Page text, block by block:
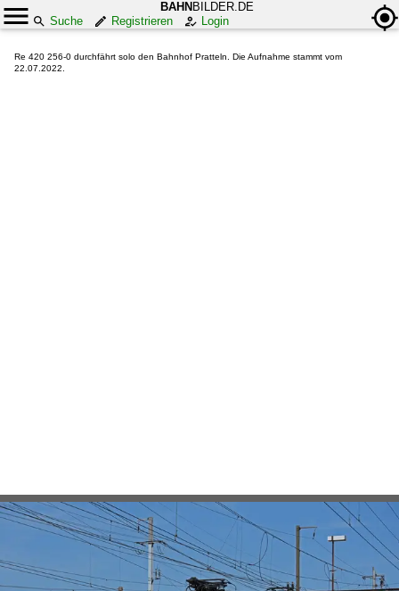
BAHN BILDER.DE
Suche
Registrieren Login
Re 420 256-0 durchfährt solo den Bahnhof Pratteln. Die Aufnahme stammt vom
22.07.2022.